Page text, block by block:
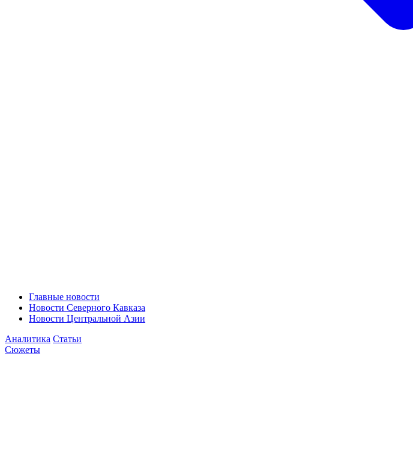
Главные новости
Новости Северного Кавказа
Новости Центральной Азии
Аналитика Статьи
Сюжеты